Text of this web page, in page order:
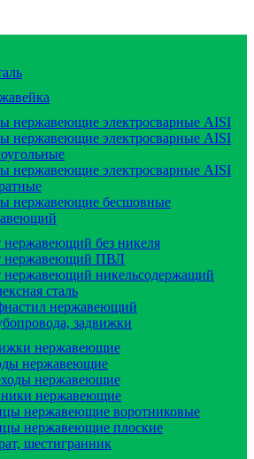
нержавеющие электросварные AISI
нержавеющие электросварные AISI
нержавеющие электросварные AISI
нержавеющие бесшовные
нержавеющий без никеля
нержавеющий ПВЛ
нержавеющий никельсодержащий
сталь
нержавеющий
задвижки
нержавеющие
нержавеющие
нержавеющие
нержавеющие
нержавеющие воротниковые
нержавеющие плоские
шестигранник